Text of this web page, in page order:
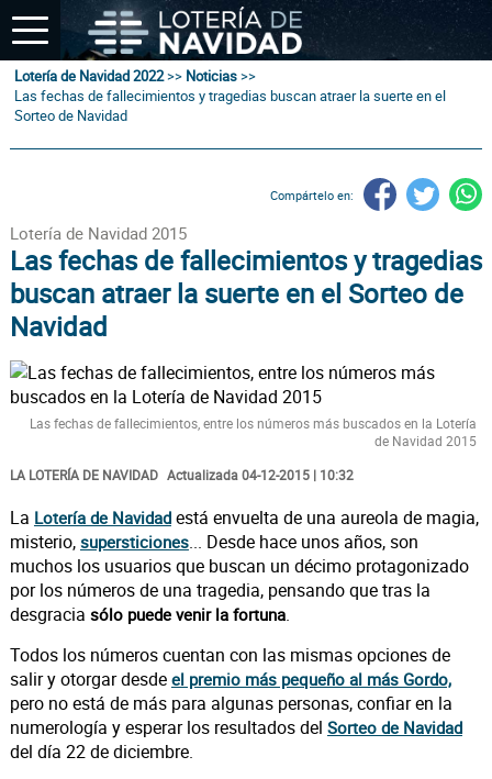
Lotería de Navidad 2022>> Noticias>>
Las fechas de fallecimientos y tragedias buscan atraer la suerte en el
Sorteo de Navidad
Compártelo en:
Lotería de Navidad 2015
Las fechas de fallecimientos y tragedias
buscan atraer la suerte en el Sorteo de
Navidad
Las fechas de fallecimientos, entre los números más buscados en la Lotería
de Navidad 2015
LA LOTERÍA DE NAVIDAD Actualizada 04-12-2015 | 10:32
La Lotería de Navidadestá envuelta de una aureola de magia,
misterio, supersticiones... Desde hace unos años, son
muchos los usuarios que buscan un décimo protagonizado
por los números de una tragedia, pensando que tras la
desgracia sólo puede venir la fortuna.
Todos los números cuentan con las mismas opciones de
salir y otorgar desde el premio más pequeño al más Gordo,
pero no está de más para algunas personas, confiar en la
numerología y esperar los resultados del Sorteo de Navidad
del día 22 de diciembre.